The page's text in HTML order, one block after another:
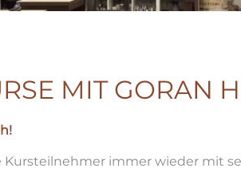
MIT GORAN
Kursteilnehmer immer wieder mit